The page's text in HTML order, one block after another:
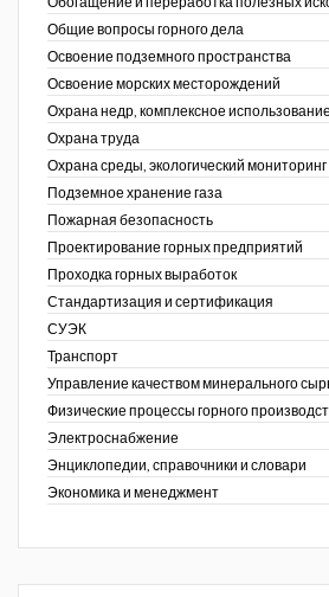
Общие вопросы горного дела
Освоение подземного пространства
Освоение морских месторождений
Охрана недр, комплексное
Охрана труда
Охрана среды, экологический мониторинг
Подземное хранение газа
Пожарная безопасность
Проектирование горных предприятий
Проходка горных выработок
Стандартизация и сертификация
СУЭК
Транспорт
Управление качеством минерального
Физические процессы горного
Электроснабжение
Энциклопедии, справочники и словари
Экономика и менеджмент